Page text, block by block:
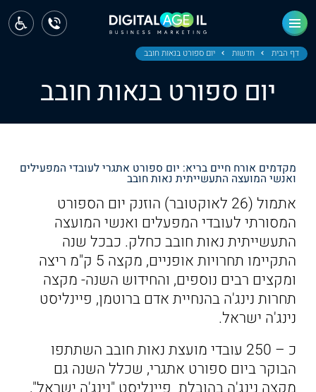
דף הבית חדשות יום ספורט בנאות חובב
יום ספורט בנאות חובב
מקדמים אורח חיים בריא: יום ספורט אתגרי לעובדי המפעילים
ואנשי המועצה התעשייתית נאות חובב
אתמול (26 לאוקטובר) הוזנק יום הספורט
המסורתי לעובדי המפעלים ואנשי המועצה
התעשייתית נאות חובב כחלק. כבכל שנה
התקיימו תחרויות אופניים, מקצה 5 ק"מ ריצה
ומקצים רבים נוספים, והחידוש השנה- מקצה
תחרות נינג'ה בהנחיית אדם ברוטמן, פיינליסט
נינג'ה ישראל.
כ – 250 עובדי מועצת נאות חובב השתתפו
הבוקר ביום ספורט אתגרי, שכלל השנה גם
ראשי
חדשות
מחוז צפון
מחוז דרום
ירושלים
תל אביב